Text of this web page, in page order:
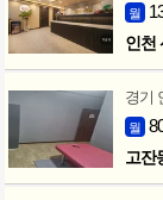
월
인천
경기
월
고잔